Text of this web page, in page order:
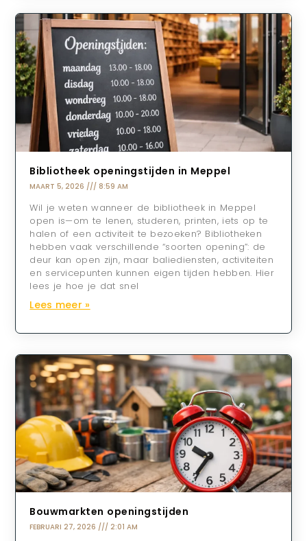
Bibliotheek openingstijden in Meppel
MAART 5, 2026 8:59 AM
Wil je weten wanneer de bibliotheek in Meppel
open is—om te lenen, studeren, printen, iets op te
halen of een activiteit te bezoeken? Bibliotheken
hebben vaak verschillende “soorten opening”: de
deur kan open zijn, maar baliediensten, activiteiten
en servicepunten kunnen eigen tijden hebben. Hier
lees je hoe je dat snel
Lees meer »
Bouwmarkten openingstijden
FEBRUARI 27, 2026 2:01 AM